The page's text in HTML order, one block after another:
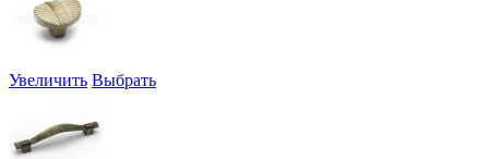
Увеличить Выбрать